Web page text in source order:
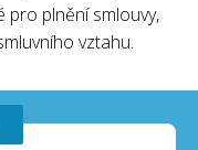
pro plnění smlouvy,
vztahu.